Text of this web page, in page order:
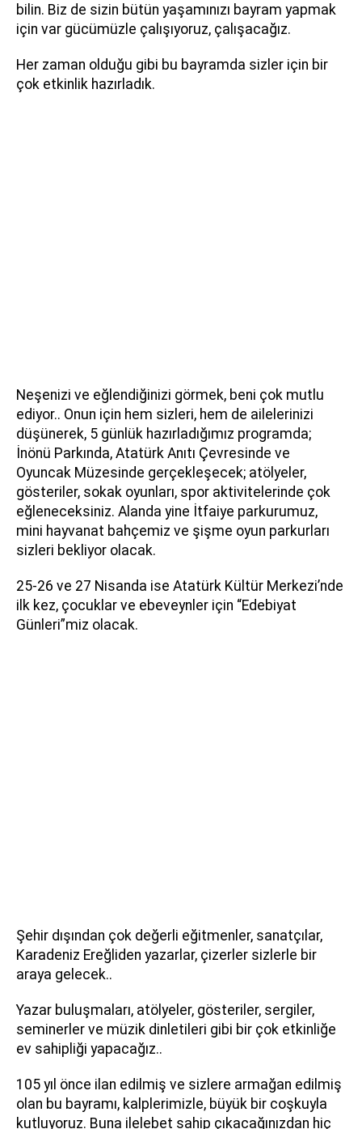
bilin. Biz de sizin bütün yaşamınızı bayram yapmak
için var gücümüzle çalışıyoruz, çalışacağız.
Her zaman olduğu gibi bu bayramda sizler için bir
çok etkinlik hazırladık.
Neşenizi ve eğlendiğinizi görmek, beni çok mutlu
ediyor.. Onun için hem sizleri, hem de ailelerinizi
düşünerek, 5 günlük hazırladığımız programda;
İnönü Parkında, Atatürk Anıtı Çevresinde ve
Oyuncak Müzesinde gerçekleşecek; atölyeler,
gösteriler, sokak oyunları, spor aktivitelerinde çok
eğleneceksiniz. Alanda yine İtfaiye parkurumuz,
mini hayvanat bahçemiz ve şişme oyun parkurları
sizleri bekliyor olacak.
25-26 ve 27 Nisanda ise Atatürk Kültür Merkezi’nde
ilk kez, çocuklar ve ebeveynler için “Edebiyat
Günleri”miz olacak.
Şehir dışından çok değerli eğitmenler, sanatçılar,
Karadeniz Ereğliden yazarlar, çizerler sizlerle bir
araya gelecek..
Yazar buluşmaları, atölyeler, gösteriler, sergiler,
seminerler ve müzik dinletileri gibi bir çok etkinliğe
ev sahipliği yapacağız..
105 yıl önce ilan edilmiş ve sizlere armağan edilmiş
olan bu bayramı, kalplerimizle, büyük bir coşkuyla
kutluyoruz. Buna ilelebet sahip çıkacağınızdan hiç